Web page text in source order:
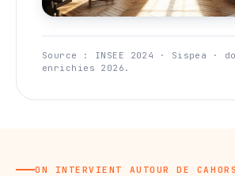
Source : INSEE 2024 · Sispea ·
enrichies 2026.
ON INTERVIENT AUTOUR DE CAHORS